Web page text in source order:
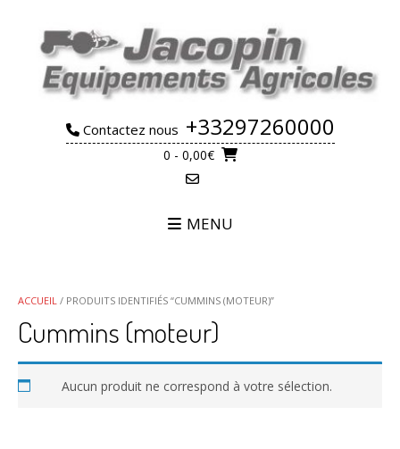
content
Contactez nous +33297260000
0 - 0,00€
MENU
ACCUEIL / PRODUITS IDENTIFIÉS “CUMMINS (MOTEUR)”
Cummins (moteur)
Aucun produit ne correspond à votre sélection.